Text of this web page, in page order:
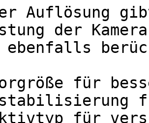
Auflösung
der
für
für